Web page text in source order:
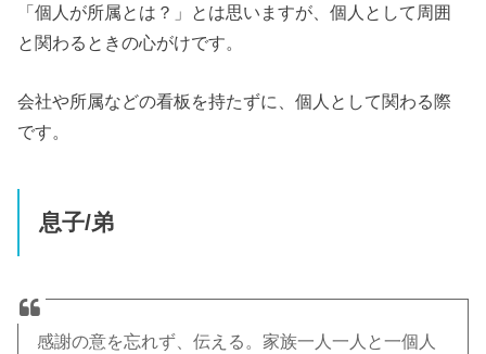
「個人が所属とは？」とは思いますが、個人として周囲
と関わるときの心がけです。
会社や所属などの看板を持たずに、個人として関わる際
です。
息子/弟
感謝の意を忘れず、伝える。家族一人一人と一個人